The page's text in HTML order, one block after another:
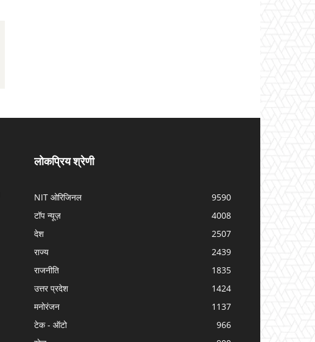
लोकप्रिय श्रेणी
NIT ओरिजिनल
9590
टॉप न्यूज़
4008
देश
2507
राज्य
2439
राजनीति
1835
उत्तर प्रदेश
1424
मनोरंजन
1137
टेक - ऑटो
966